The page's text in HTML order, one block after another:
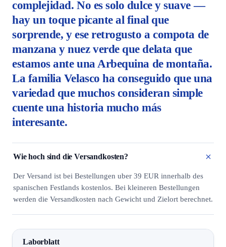
complejidad. No es solo dulce y suave —
hay un toque picante al final que
sorprende, y ese retrogusto a compota de
manzana y nuez verde que delata que
estamos ante una Arbequina de montaña.
La familia Velasco ha conseguido que una
variedad que muchos consideran simple
cuente una historia mucho más
interesante.
Wie hoch sind die Versandkosten?
Der Versand ist bei Bestellungen uber 39 EUR innerhalb des
spanischen Festlands kostenlos. Bei kleineren Bestellungen
werden die Versandkosten nach Gewicht und Zielort berechnet.
Laborblatt